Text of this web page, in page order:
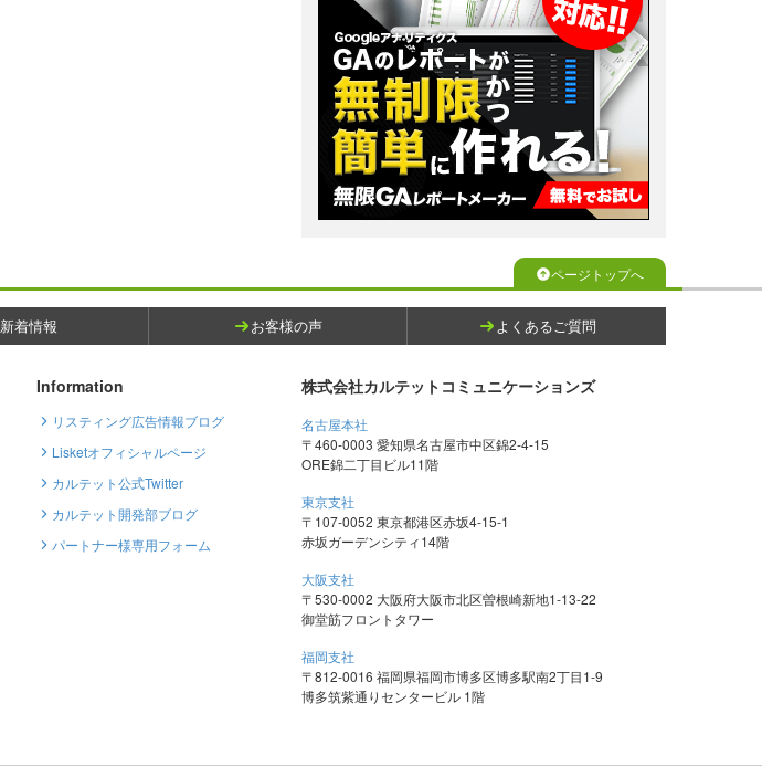
ページトップへ
新着情報 お客様の声 よくあるご質問
Information
リスティング広告情報ブログ
Lisketオフィシャルページ
カルテット公式Twitter
カルテット開発部ブログ
パートナー様専用フォーム
株式会社カルテットコミュニケーションズ
名古屋本社
〒460-0003 愛知県名古屋市中区錦2-4-15
ORE錦二丁目ビル11階
東京支社
〒107-0052 東京都港区赤坂4-15-1
赤坂ガーデンシティ14階
大阪支社
〒530-0002 大阪府大阪市北区曽根崎新地1-13-22
御堂筋フロントタワー
福岡支社
〒812-0016 福岡県福岡市博多区博多駅南2丁目1-9
博多筑紫通りセンタービル 1階